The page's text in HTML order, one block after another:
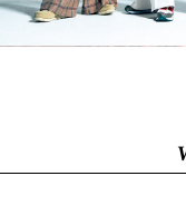
Twitter
DPC